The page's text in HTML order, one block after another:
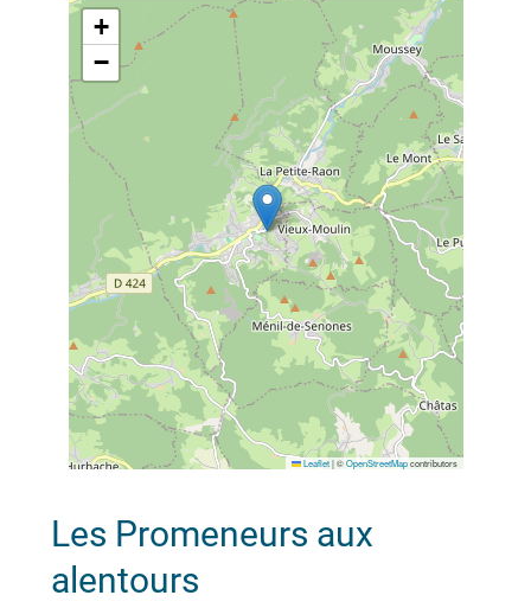
+
−
Leaflet |©OpenStreetMapcontributors
Les Promeneurs aux
alentours